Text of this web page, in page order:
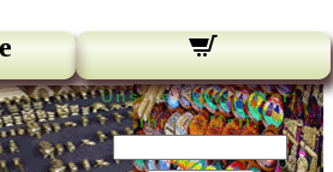
Unsere Newsletter:
Ihre E-Mail: